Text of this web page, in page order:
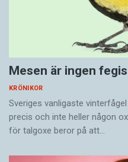
Mesen är ingen fegis
KRÖNIKOR
Sveriges vanligaste
precis och inte heller någon
för talgoxe beror på att…